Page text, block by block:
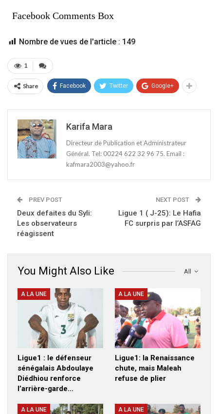
Facebook Comments Box
Nombre de vues de l'article : 149
1
Share Facebook Twitter Google+
Karifa Mara
Directeur de Publication et Administrateur
Général. Tel: 00224 622 32 96 75. Email :
kafmara2003@yahoo.fr
PREV POST
Deux defaites du Syli:
Les observateurs
réagissent
NEXT POST
Ligue 1 ( J-25): Le Hafia
FC surpris par l’ASFAG
All
You Might Also Like
A LA UNE
Ligue1 : le défenseur
sénégalais Abdoulaye
Diédhiou renforce
l’arrière-garde…
A LA UNE
Ligue1: la Renaissance
chute, mais Maleah
refuse de plier
A LA UNE A LA UNE